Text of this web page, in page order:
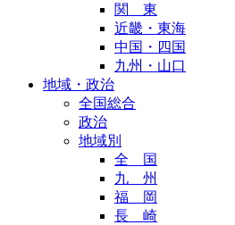
関 東
近畿・東海
中国・四国
九州・山口
地域・政治
全国総合
政治
地域別
全 国
九 州
福 岡
長 崎